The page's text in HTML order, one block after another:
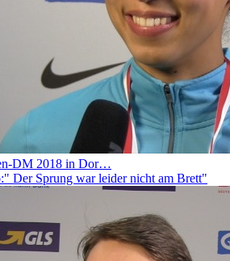
DM 2018 in Dor…
Der Sprung war leider nicht am Brett"